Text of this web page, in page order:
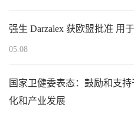
强生 Darzalex 获欧盟批准 用
05.08
国家卫健委表态：鼓励和支
化和产业发展